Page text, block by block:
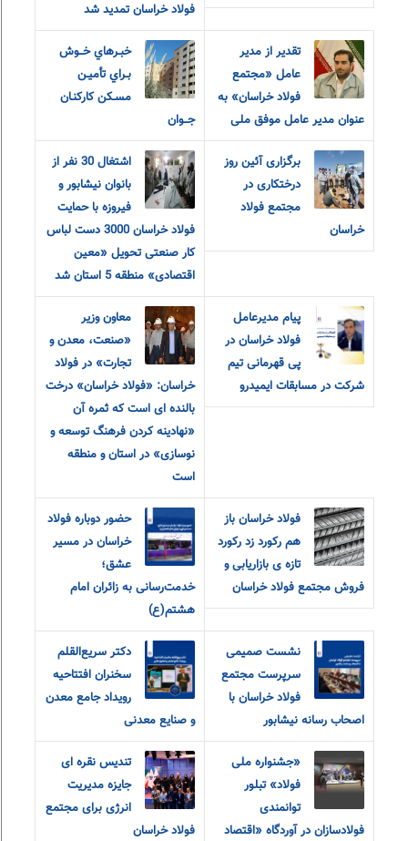
فولاد خراسان تمدید شد
تقدیر از مدیر
عامل «مجتمع
فولاد خراسان» به
عنوان مدیر عامل موفق ملی
خبـرهاي خــوش
بـراي تأميـن
مسـکن کارکنـان
جــوان
برگزاری آئین روز
درختکاری در
مجتمع فولاد
خراسان
اشتغال 30 نفر از
بانوان نیشابور و
فیروزه با حمایت
فولاد خراسان 3000 دست لباس
کار صنعتی تحویل «معین
اقتصادی» منطقه 5 استان شد
پیام مدیرعامل
فولاد خراسان در
پی قهرمانی تیم
شرکت در مسابقات ایمیدرو
معاون وزیر
«صنعت، معدن و
تجارت» در فولاد
خراسان: «فولاد خراسان» درخت
بالنده ای است که ثمره آن
«نهادینه کردن فرهنگ توسعه و
نوسازی» در استان و منطقه
است
فولاد خراسان باز
هم رکورد زد رکورد
تازه ی بازاریابی و
فروش مجتمع فولاد خراسان
حضور دوباره فولاد
خراسان در مسیر
عشق؛
خدمت‌رسانی به زائران امام
هشتم(ع)
نشست صمیمی
سرپرست مجتمع
فولاد خراسان با
اصحاب رسانه نیشابور
دکتر سریع‌القلم
سخنران افتتاحیه
رویداد جامع معدن
و صنایع معدنی
«جشنواره ملی
فولاد» تبلور
توانمندی
فولادسازان در آوردگاه «اقتصاد
تندیس نقره ای
جایزه مدیریت
انرژی برای مجتمع
فولاد خراسان